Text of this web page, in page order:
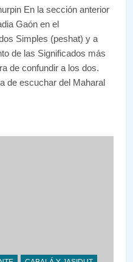
En la sección anterior
Gaón en el
Simples (peshat) y a
de las Significados más
de confundir a los dos.
de escuchar del Maharal